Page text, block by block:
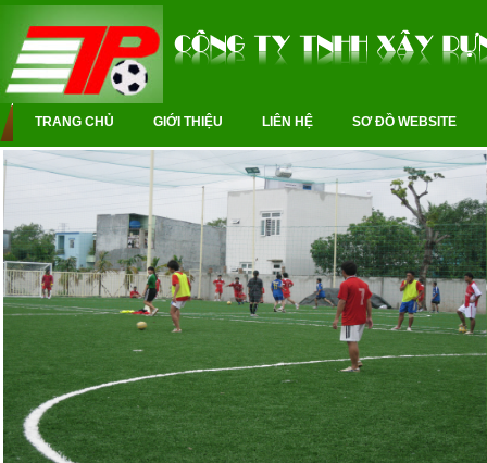
TRANG CHỦ GIỚI THIỆU LIÊN HỆ SƠ ĐỒ WEBSITE